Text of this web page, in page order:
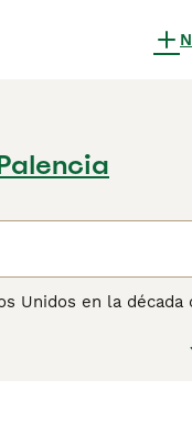
Unidos en la década
pelo semilargo y se
diferencia de otros
de denso o
que la